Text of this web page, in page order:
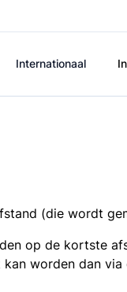
Internationaal
(die wordt
op de kortste
worden dan